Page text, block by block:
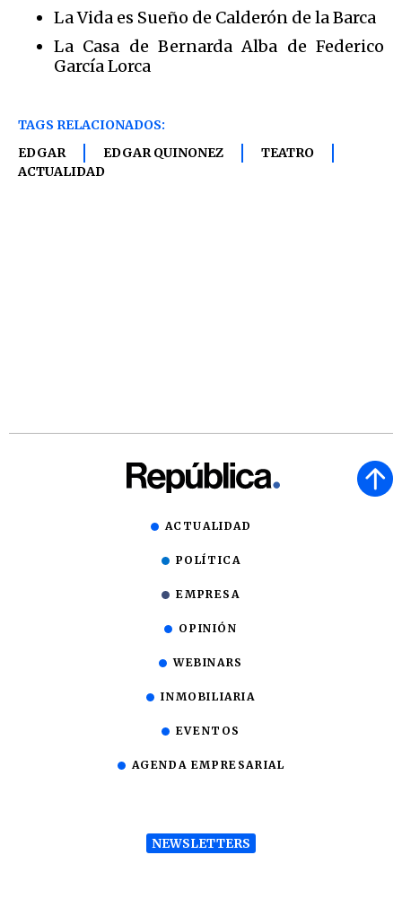
La Vida es Sueño de Calderón de la Barca
La Casa de Bernarda Alba de Federico
García Lorca
TAGS RELACIONADOS:
EDGAR
EDGAR QUINONEZ
TEATRO
ACTUALIDAD
ACTUALIDAD
POLÍTICA
EMPRESA
OPINIÓN
WEBINARS
INMOBILIARIA
EVENTOS
AGENDA EMPRESARIAL
NEWSLETTERS